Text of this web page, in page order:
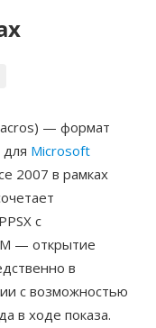
— формат
Microsoft
2007 в рамках
с
— открытие
в
с возможностью
в ходе показа.